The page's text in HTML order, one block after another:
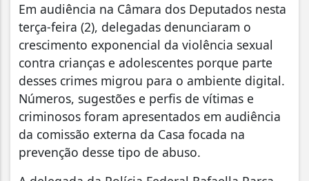
Em audiência na Câmara dos Deputados nesta
terça-feira (2), delegadas denunciaram o
crescimento exponencial da violência sexual
contra crianças e adolescentes porque parte
desses crimes migrou para o ambiente digital.
Números, sugestões e perfis de vítimas e
criminosos foram apresentados em audiência
da comissão externa da Casa focada na
prevenção desse tipo de abuso.